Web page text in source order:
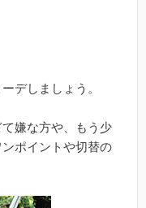
デしましょう。
嫌な方や、もう少
ポイントや切替の